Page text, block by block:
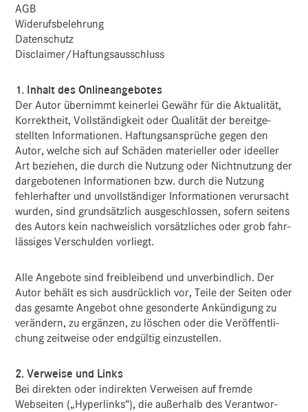
AGB
Widerufsbelehrung
Datenschutz
Disclaimer/Haftungsausschluss
1. Inhalt des Onlineangebotes
Der Autor über­nimmt keinerlei Gewähr für die Aktua­lität,
Korrekt­heit, Voll­stän­dig­keit oder Qualität der bereit­ge­
stellten Infor­ma­tionen. Haftungs­an­sprüche gegen den
Autor, welche sich auf Schäden mate­ri­eller oder ideeller
Art beziehen, die durch die Nutzung oder Nicht­nut­zung der
darge­bo­tenen Infor­ma­tionen bzw. durch die Nutzung
fehler­hafter und unvoll­stän­diger Infor­ma­tionen verur­sacht
wurden, sind grund­sätz­lich ausge­schlossen, sofern seitens
des Autors kein nach­weis­lich vorsätz­li­ches oder grob fahr­
läs­siges Verschulden vorliegt.
Alle Ange­bote sind frei­blei­bend und unver­bind­lich. Der
Autor behält es sich ausdrück­lich vor, Teile der Seiten oder
das gesamte Angebot ohne geson­derte Ankün­di­gung zu
verän­dern, zu ergänzen, zu löschen oder die Veröf­fent­li­
chung zeit­weise oder endgültig einzustellen.
2. Verweise und Links
Bei direkten oder indi­rekten Verweisen auf fremde
Webseiten („Hyper­links“), die außer­halb des Verant­wor­